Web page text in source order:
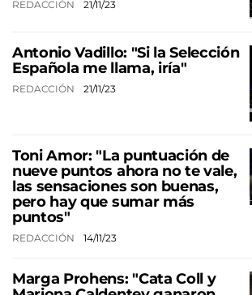
REDACCIÓN 21/11/23
Antonio Vadillo: "Si la Selección
Española me llama, iría"
REDACCIÓN 21/11/23
Toni Amor: "La puntuación de
nueve puntos ahora no te vale,
las sensaciones son buenas,
pero hay que sumar más
puntos"
REDACCIÓN 14/11/23
Marga Prohens: "Cata Coll y